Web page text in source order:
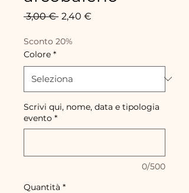
3,00 € Prezzo
2,40 €
Sconto 20%
Colore *
Scrivi qui, nome, data e tipologia
evento *
0/500
Quantità *